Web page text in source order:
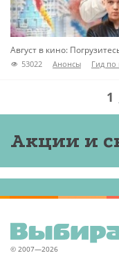
Август в кино:
53022 Анонсы Гид по
1
Акции и
© 2007—2026